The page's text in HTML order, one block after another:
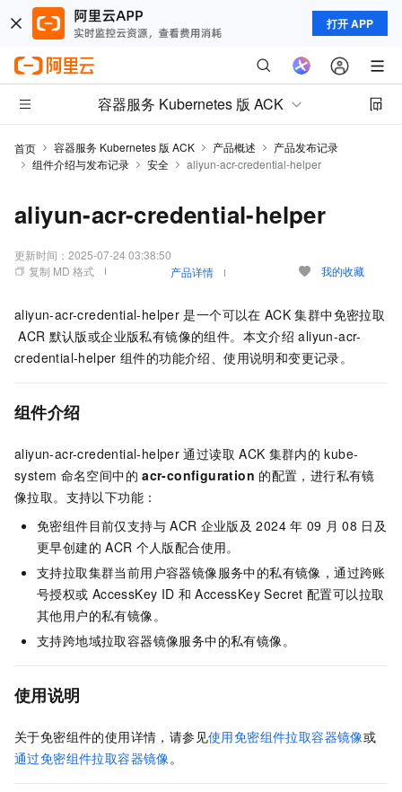
打开 APP
容器服务 Kubernetes 版 ACK
首页 容器服务 Kubernetes 版 ACK 产品概述
产品发布记录
组件介绍与发布记录
安全 aliyun-acr-credential-helper
aliyun-acr-credential-helper
更新时间： 2025-07-24 03:38:50
复制 MD 格式
产品详情 我的收藏
aliyun-acr-credential-helper 是一个可以在 ACK 集群中免密拉取
ACR 默认版或企业版私有镜像的组件。本文介绍 aliyun-acr-
credential-helper 组件的功能介绍、使用说明和变更记录。
组件介绍
aliyun-acr-credential-helper 通过读取 ACK 集群内的 kube-
system 命名空间中的 acr-configuration 的配置，进行私有镜
像拉取。支持以下功能：
免密组件目前仅支持与 ACR 企业版及 2024 年 09 月 08 日及
更早创建的 ACR 个人版配合使用。
支持拉取集群当前用户容器镜像服务中的私有镜像，通过跨账
号授权或 AccessKey ID 和 AccessKey Secret 配置可以拉取
其他用户的私有镜像。
支持跨地域拉取容器镜像服务中的私有镜像。
使用说明
关于免密组件的使用详情，请参见使用免密组件拉取容器镜像或
通过免密组件拉取容器镜像。